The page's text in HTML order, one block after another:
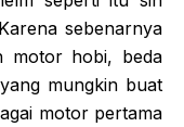
sebenarnya
motor hobi, beda
mungkin buat
motor pertama